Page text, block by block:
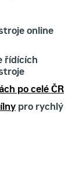
online
řídících
po celé ČR
pro rychlý